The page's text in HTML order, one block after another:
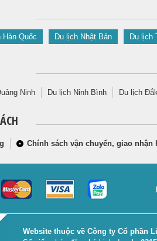
Hàn Quốc Du lịch Nhật Bản Du lịch
Ninh Du lịch Ninh Bình Du lịch
Chính sách vận chuyển, giao
Website thuộc về Công ty Cổ phần